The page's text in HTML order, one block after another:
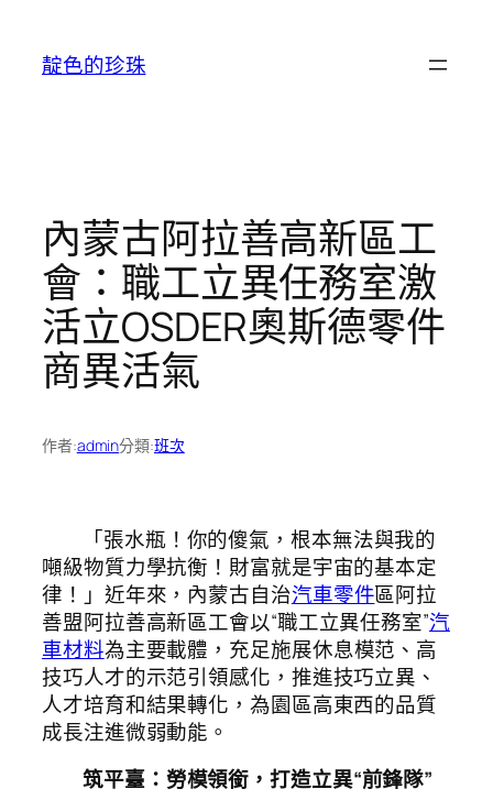
靛色的珍珠
內蒙古阿拉善高新區工
會：職工立異任務室激
活立OSDER奧斯德零件
商異活氣
作者:admin分類:班次
「張水瓶！你的傻氣，根本無法與我的
噸級物質力學抗衡！財富就是宇宙的基本定
律！」 近年來，內蒙古自治汽車零件區阿拉
善盟阿拉善高新區工會以“職工立異任務室”汽
車材料為主要載體，充足施展休息模范、高
技巧人才的示范引領感化，推進技巧立異、
人才培育和結果轉化，為園區高東西的品質
成長注進微弱動能。
筑平臺：勞模領銜，打造立異“前鋒隊”